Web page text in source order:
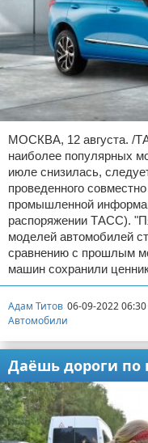
МОСКВА, 12 августа. /
наиболее популярных
июле снизилась,
проведенного
промышленной
распоряжении ТАСС).
моделей автомобилей
сравнению с прошлым
машин сохранили
Адам Титов 06-09-2022 06:30
Автомобили
Даёшь дороги по